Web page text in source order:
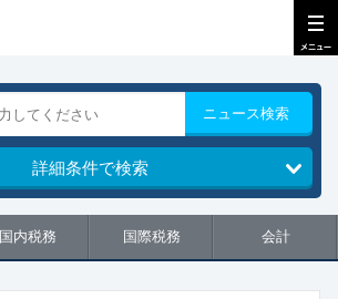
ニュース検索
詳細条件で検索
国内税務 国際税務 会計